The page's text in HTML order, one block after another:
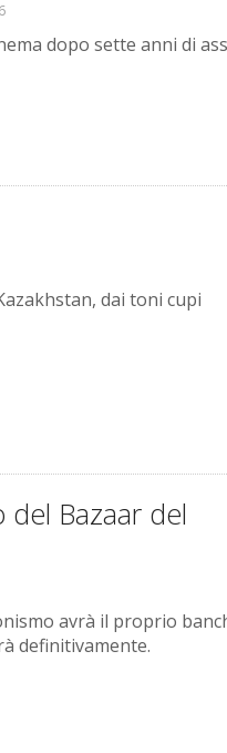
dopo sette anni di
dai toni cupi
del Bazaar del
avrà il proprio
definitivamente.